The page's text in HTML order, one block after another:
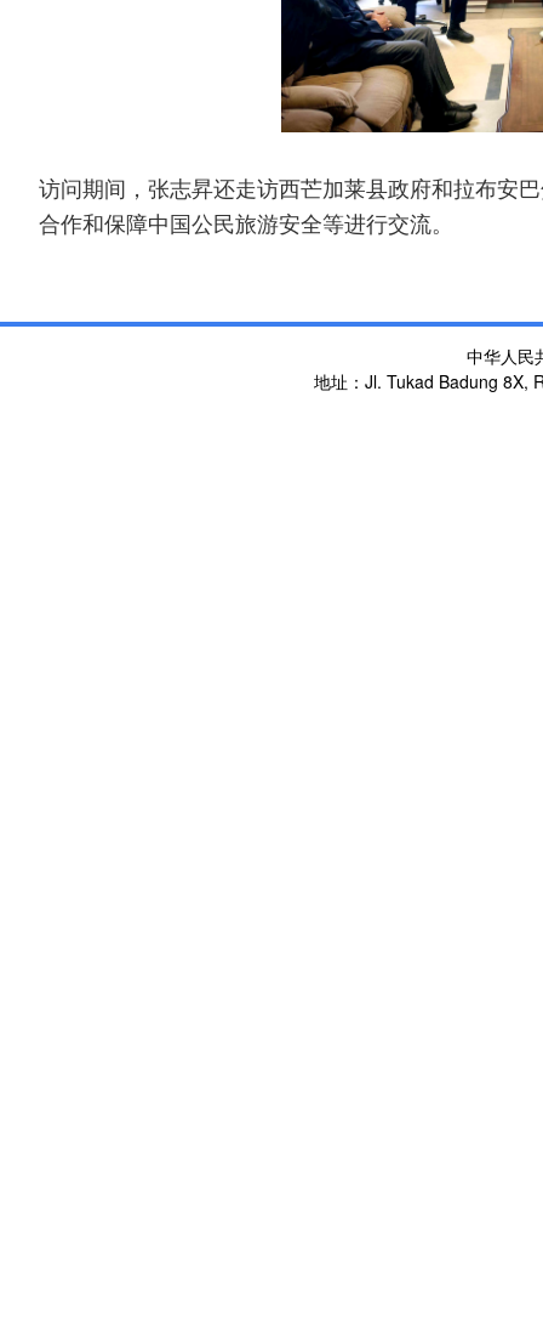
访问期间，张志昇还走访西芒加莱县政府和拉布安
合作和保障中国公民旅游安全等进行交流。
中华人民
地址：Jl. Tukad Badung 8X,